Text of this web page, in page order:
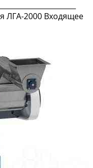
ЛГА-2000 Bxодящeе